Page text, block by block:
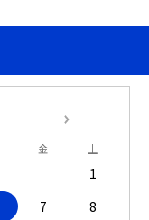
金 土
1
7
8